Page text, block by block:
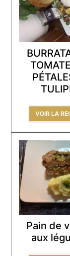
VOIR LA
Pain de
aux